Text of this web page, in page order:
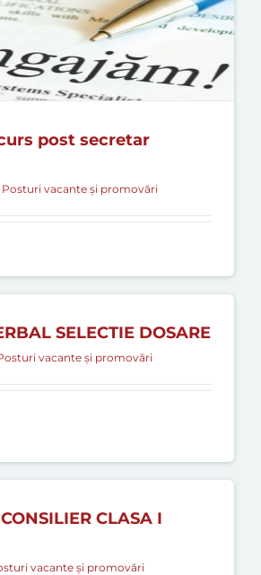
post secretar
Posturi vacante și promovări
SELECTIE DOSARE
vacante și promovări
CLASA I
vacante și promovări